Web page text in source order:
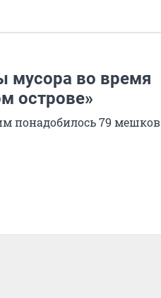
мусора во время
острове»
понадобилось 79 мешков